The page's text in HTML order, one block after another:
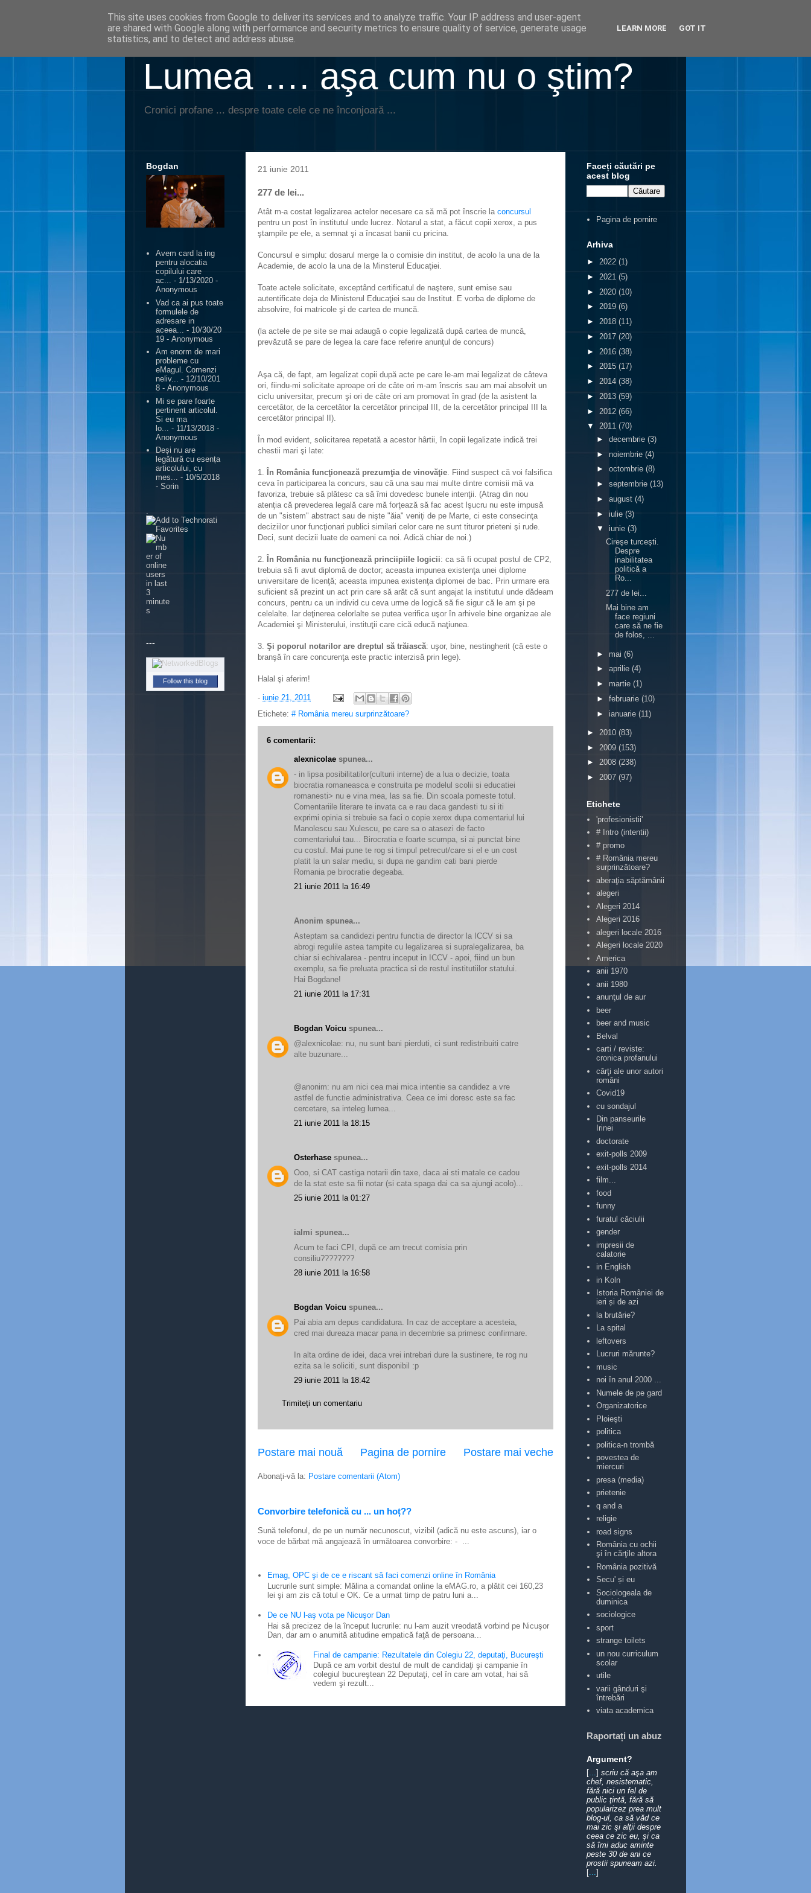
Lumea …. aşa cum nu o ştim?
Cronici profane ... despre toate cele ce ne înconjoară ...
21 iunie 2011
277 de lei...
Atât m-a costat legalizarea actelor necesare ca să mă pot înscrie la concursul
pentru un post în institutul unde lucrez. Notarul a stat, a făcut copii xerox, a pus
ştampile pe ele, a semnat şi a încasat banii cu pricina.
Concursul e simplu: dosarul merge la o comisie din institut, de acolo la una de la
Academie, de acolo la una de la Minsterul Educaţiei.
Toate actele solicitate, exceptând certificatul de naştere, sunt emise sau
autentificate deja de Ministerul Educaţiei sau de Institut. E vorba de diplome de
absolvire, foi matricole şi de cartea de muncă.
(la actele de pe site se mai adaugă o copie legalizată după cartea de muncă,
prevăzută se pare de legea la care face referire anunţul de concurs)
Aşa că, de fapt, am legalizat copii după acte pe care le-am mai legalizat de câteva
ori, fiindu-mi solicitate aproape ori de câte ori m-am înscris sau am mai absolvit un
ciclu universitar, precum şi ori de câte ori am promovat în grad (de la asistent la
cercetător, de la cercetător la cercetător principal III, de la cercetător principal III la
cercetător principal II).
În mod evident, solicitarea repetată a acestor hârtii, în copii legalizate indică trei
chestii mari şi late:
1. În România funcţionează prezumţia de vinovăţie. Fiind suspect că voi falsifica
ceva în participarea la concurs, sau că una sau mai multe dintre comisii mă va
favoriza, trebuie să plătesc ca să îmi dovedesc bunele intenţii. (Atrag din nou
atenţia că prevederea legală care mă forţează să fac acest lşucru nu este impusă
de un "sistem" abstract sau de nişte "ăia" veniţi de pe Marte, ci este consecinţa
deciziilor unor funcţionari publici similari celor care ne sunt tituror prieteni şi rude.
Deci, sunt decizii luate de oameni ca noi. Adică chiar de noi.)
2. În România nu funcţionează princiipiile logicii: ca să fi ocupat postul de CP2,
trebuia să fi avut diplomă de doctor; aceasta impunea existenţa unei diplome
universitare de licenţă; aceasta impunea existenţa diplomei de bac. Prin urmare era
suficient să prezint un act prin care să arăt că sunt angajat la institutul unde dădeam
concurs, pentru ca un individ cu ceva urme de logică să fie sigur că le am şi pe
celelalte. Iar deţinerea celorlalte se putea verifica uşor în arhivele bine organizae ale
Academiei şi Ministerului, instituţii care cică educă naţiunea.
3. Şi poporul notarilor are dreptul să trăiască: uşor, bine, nestingherit (că este o
branşă în care concurenţa este practic interzisă prin lege).
Halal şi aferim!
- iunie 21, 2011
Etichete: # România mereu surprinzătoare?
6 comentarii:
alexnicolae spunea...
- in lipsa posibilitatilor(culturii interne) de a lua o decizie, toata
biocratia romaneasca e construita pe modelul scolii si educatiei
romanesti> nu e vina mea, las sa fie. Din scoala porneste totul.
Comentariile literare te invata ca e rau daca gandesti tu si iti
exprimi opinia si trebuie sa faci o copie xerox dupa comentariul lui
Manolescu sau Xulescu, pe care sa o atasezi de facto
comentariului tau... Birocratia e foarte scumpa, si ai punctat bine
cu costul. Mai pune te rog si timpul petrecut/care si el e un cost
platit la un salar mediu, si dupa ne gandim cati bani pierde
Romania pe birocratie degeaba.
21 iunie 2011 la 16:49
Anonim spunea...
Asteptam sa candidezi pentru functia de director la ICCV si sa
abrogi regulile astea tampite cu legalizarea si supralegalizarea, ba
chiar si echivalarea - pentru inceput in ICCV - apoi, fiind un bun
exemplu, sa fie preluata practica si de restul institutiilor statului.
Hai Bogdane!
21 iunie 2011 la 17:31
Bogdan Voicu spunea...
@alexnicolae: nu, nu sunt bani pierduti, ci sunt redistribuiti catre
alte buzunare...
@anonim: nu am nici cea mai mica intentie sa candidez a vre
astfel de functie administrativa. Ceea ce imi doresc este sa fac
cercetare, sa inteleg lumea...
21 iunie 2011 la 18:15
Osterhase spunea...
Ooo, si CAT castiga notarii din taxe, daca ai sti matale ce cadou
de la stat este sa fii notar (si cata spaga dai ca sa ajungi acolo)...
25 iunie 2011 la 01:27
ialmi spunea...
Acum te faci CPI, după ce am trecut comisia prin
consiliu????????
28 iunie 2011 la 16:58
Bogdan Voicu spunea...
Pai abia am depus candidatura. In caz de acceptare a acesteia,
cred mai dureaza macar pana in decembrie sa primesc confirmare.
In alta ordine de idei, daca vrei intrebari dure la sustinere, te rog nu
ezita sa le soliciti, sunt disponibil :p
29 iunie 2011 la 18:42
Trimiteți un comentariu
Postare mai nouă Postare mai veche
Pagina de pornire
Abonați-vă la: Postare comentarii (Atom)
Convorbire telefonică cu ... un hoț??
Sună telefonul, de pe un număr necunoscut, vizibil (adică nu este ascuns), iar o
voce de bărbat mă angajează în următoarea convorbire: - ...
Emag, OPC şi de ce e riscant să faci comenzi online în România
Lucrurile sunt simple: Mălina a comandat online la eMAG.ro, a plătit cei 160,23
lei şi am zis că totul e OK. Ce a urmat timp de patru luni a...
De ce NU l-aş vota pe Nicuşor Dan
Hai să precizez de la început lucrurile: nu l-am auzit vreodată vorbind pe Nicuşor
Dan, dar am o anumită atitudine empatică faţă de persoana...
Final de campanie: Rezultatele din Colegiu 22, deputaţi, Bucureşti
După ce am vorbit destul de mult de candidaţi şi campanie în
colegiul bucureştean 22 Deputaţi, cel în care am votat, hai să
vedem şi rezult...
Bogdan
Avem card la ing
pentru alocatia
copilului care
ac... - 1/13/2020 -
Anonymous
Vad ca ai pus toate
formulele de
adresare in
aceea...
- 10/30/20
19 - Anonymous
Am enorm de mari
probleme cu
eMagul. Comenzi
neliv... - 12/10/201
8 - Anonymous
Mi se pare foarte
pertinent articolul.
Si eu ma
lo...
- 11/13/2018 -
Anonymous
Deși nu are
legătură cu esența
articolului, cu
mes... - 10/5/2018
- Sorin
---
Follow this blog
Faceți căutări pe
acest blog
Pagina de pornire
Arhiva
► 2022 (1)
► 2021 (5)
► 2020 (10)
► 2019 (6)
► 2018 (11)
► 2017 (20)
► 2016 (38)
► 2015 (17)
► 2014 (38)
► 2013 (59)
► 2012 (66)
▼ 2011 (70)
► decembrie (3)
► noiembrie (4)
► octombrie (8)
► septembrie (13)
► august (4)
► iulie (3)
▼ iunie (3)
Cireşe turceşti.
Despre
inabilitatea
politică a
Ro...
277 de lei...
Mai bine am
face regiuni
care să ne fie
de folos, ...
► mai (6)
► aprilie (4)
► martie (1)
► februarie (10)
► ianuarie (11)
► 2010 (83)
► 2009 (153)
► 2008 (238)
► 2007 (97)
Etichete
'profesionistii'
# Intro (intentii)
# promo
# România mereu
surprinzătoare?
aberaţia săptămânii
alegeri
Alegeri 2014
Alegeri 2016
alegeri locale 2016
Alegeri locale 2020
America
anii 1970
anii 1980
anunţul de aur
beer
beer and music
Belval
carti / reviste:
cronica profanului
cărţi ale unor autori
români
Covid19
cu sondajul
Din panseurile
Irinei
doctorate
exit-polls 2009
exit-polls 2014
film...
food
funny
furatul căciulii
gender
impresii de
calatorie
in English
in Koln
Istoria României de
ieri și de azi
la brutărie?
La spital
leftovers
Lucruri mărunte?
music
noi în anul 2000 ...
Numele de pe gard
Organizatorice
Ploieşti
politica
politica-n trombă
povestea de
miercuri
presa (media)
prietenie
q and a
religie
road signs
România cu ochii
şi în cărţile altora
România pozitivă
Secu' și eu
Sociologeala de
duminica
sociologice
sport
strange toilets
un nou curriculum
scolar
utile
varii gânduri şi
întrebări
viata academica
Raportați un abuz
Argument?
[ ] scriu că aşa am
chef, nesistematic,
fără nici un fel de
public ţintă, fără să
popularizez prea mult
blog-ul, ca să văd ce
mai zic şi alţii despre
ceea ce zic eu, şi ca
să îmi aduc aminte
peste 30 de ani ce
prostii spuneam azi.
[
]
This site uses cookies from Google to deliver its services and to analyze traffic. Your IP address and user-agent
are shared with Google along with performance and security metrics to ensure quality of service, generate usage
statistics, and to detect and address abuse.
LEARN MORE GOT IT